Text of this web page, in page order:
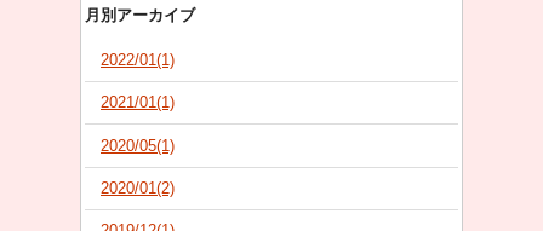
月別アーカイブ
2022/01(1)
2021/01(1)
2020/05(1)
2020/01(2)